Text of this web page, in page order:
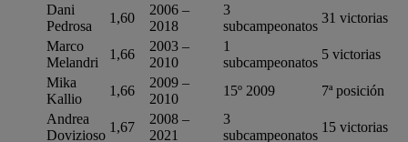
Dani
Pedrosa
1,60
2006 –
2018
3
subcampeonatos
31 victorias
Marco
Melandri
1,66
2003 –
2010
1
subcampeonatos
5 victorias
Mika
Kallio
1,66
2009 –
2010
15º 2009
7ª posición
Andrea
Dovizioso
1,67
2008 –
2021
3
subcampeonatos
15 victorias